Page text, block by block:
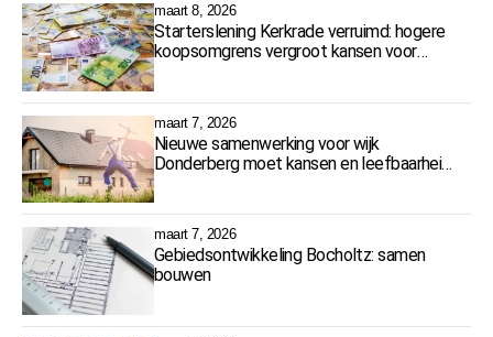
maart 8, 2026
Starterslening Kerkrade verruimd: hogere
koopsomgrens vergroot kansen voor
maart 7, 2026
Nieuwe samenwerking voor wijk
Donderberg moet kansen en leefbaarheid
maart 7, 2026
Gebiedsontwikkeling Bocholtz: samen
bouwen